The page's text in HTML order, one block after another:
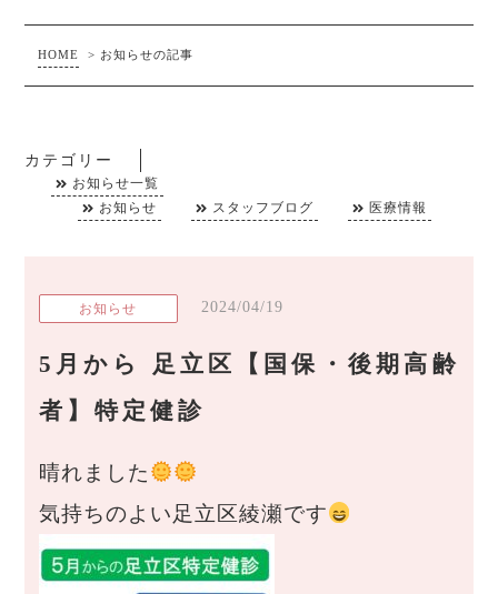
HOME > お知らせの記事
カテゴリー
お知らせ一覧
お知らせ
スタッフブログ 医療情報
お知らせ 2024/04/19
5月から 足立区【国保・後期高齢
者】特定健診
晴れました
気持ちのよい足立区綾瀬です